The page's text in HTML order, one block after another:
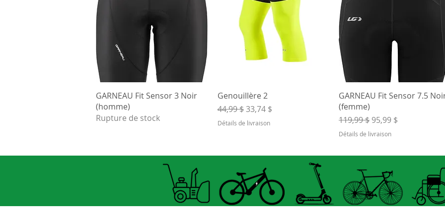
Aperçu rapide
GARNEAU Fit Sensor 3 Noir
(homme)
Rupture de stock
Aperçu rapide
Genouillère 2
Prix original
44,99 $ Prix promotionnel
33,74 $
Détails de livraison
Aperçu rapide
GARNEAU Fit Sensor 7.5
(femme)
Prix original
119,99 $ Prix promotionnel
95,99 $
Détails de livraison